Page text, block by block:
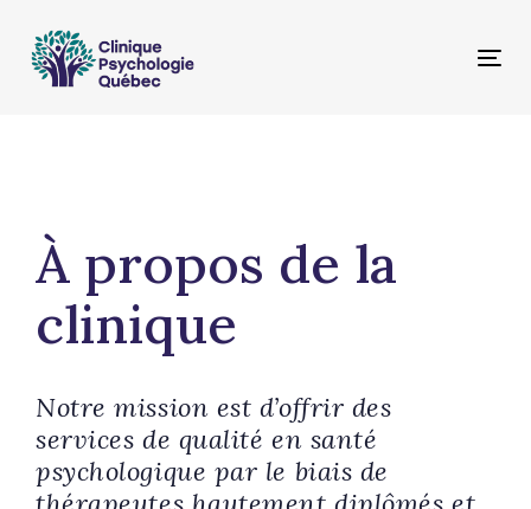
links
primary
À propos de la
clinique
Notre mission est d’offrir des
services de qualité en santé
psychologique par le biais de